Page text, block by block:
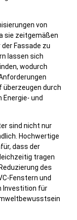
von
sie zeitgemäßen
Fassade zu
lassen sich
wodurch
überzeugen durch
und
sind nicht nur
Hochwertige
dass der
tragen
des
Fenstern und
Investition für